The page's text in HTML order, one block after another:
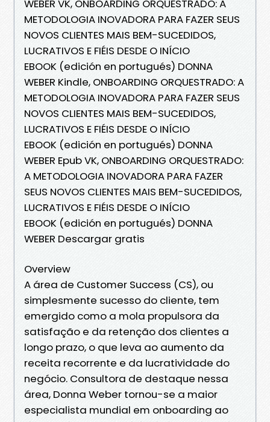
WEBER VK, ONBOARDING ORQUESTRADO: A
METODOLOGIA INOVADORA PARA FAZER SEUS
NOVOS CLIENTES MAIS BEM-SUCEDIDOS,
LUCRATIVOS E FIÉIS DESDE O INÍCIO
EBOOK (edición en portugués) DONNA
WEBER Kindle, ONBOARDING ORQUESTRADO: A
METODOLOGIA INOVADORA PARA FAZER SEUS
NOVOS CLIENTES MAIS BEM-SUCEDIDOS,
LUCRATIVOS E FIÉIS DESDE O INÍCIO
EBOOK (edición en portugués) DONNA
WEBER Epub VK, ONBOARDING ORQUESTRADO:
A METODOLOGIA INOVADORA PARA FAZER
SEUS NOVOS CLIENTES MAIS BEM-SUCEDIDOS,
LUCRATIVOS E FIÉIS DESDE O INÍCIO
EBOOK (edición en portugués) DONNA
WEBER Descargar gratis
Overview
A área de Customer Success (CS), ou
simplesmente sucesso do cliente, tem
emergido como a mola propulsora da
satisfação e da retenção dos clientes a
longo prazo, o que leva ao aumento da
receita recorrente e da lucratividade do
negócio. Consultora de destaque nessa
área, Donna Weber tornou-se a maior
especialista mundial em onboarding ao